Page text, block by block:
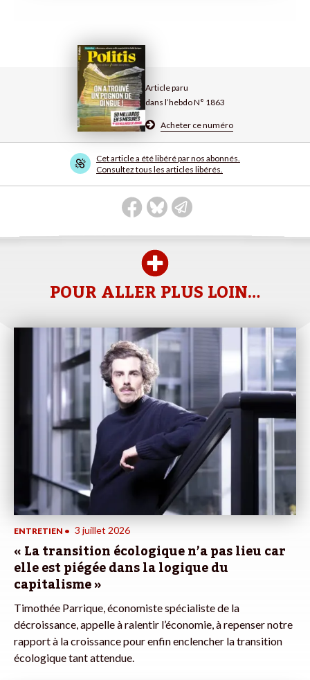
Article paru
dans l’hebdo N° 1863
Acheter ce numéro
Cet article a été libéré par nos abonnés.
Consultez tous les articles libérés.
POUR ALLER PLUS LOIN…
ENTRETIEN • 3 juillet 2026
« La transition écologique n’a pas lieu car
elle est piégée dans la logique du
capitalisme »
Timothée Parrique, économiste spécialiste de la
décroissance, appelle à ralentir l’économie, à repenser notre
rapport à la croissance pour enfin enclencher la transition
écologique tant attendue.